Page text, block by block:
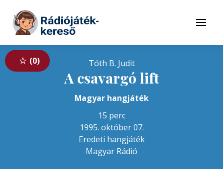
Tovább a tartalomhoz
Menü
0 Tóth B. Judit
A csavargó lift
Magyar hangjáték
15 perc
1995. október 07.
Eredeti hangjáték
Magyar Rádió